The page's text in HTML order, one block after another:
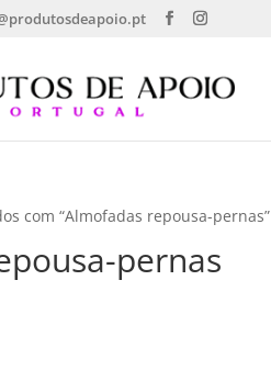
com “Almofadas repousa-pernas”
pernas